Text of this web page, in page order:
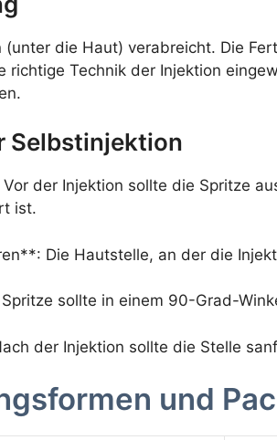
die Haut) verabreicht. Die
richtige Technik der Injektion
Selbstinjektion
der Injektion sollte die Spritze
ist.
Die Hautstelle, an der die
sollte in einem 90-Grad-
der Injektion sollte die Stelle
und